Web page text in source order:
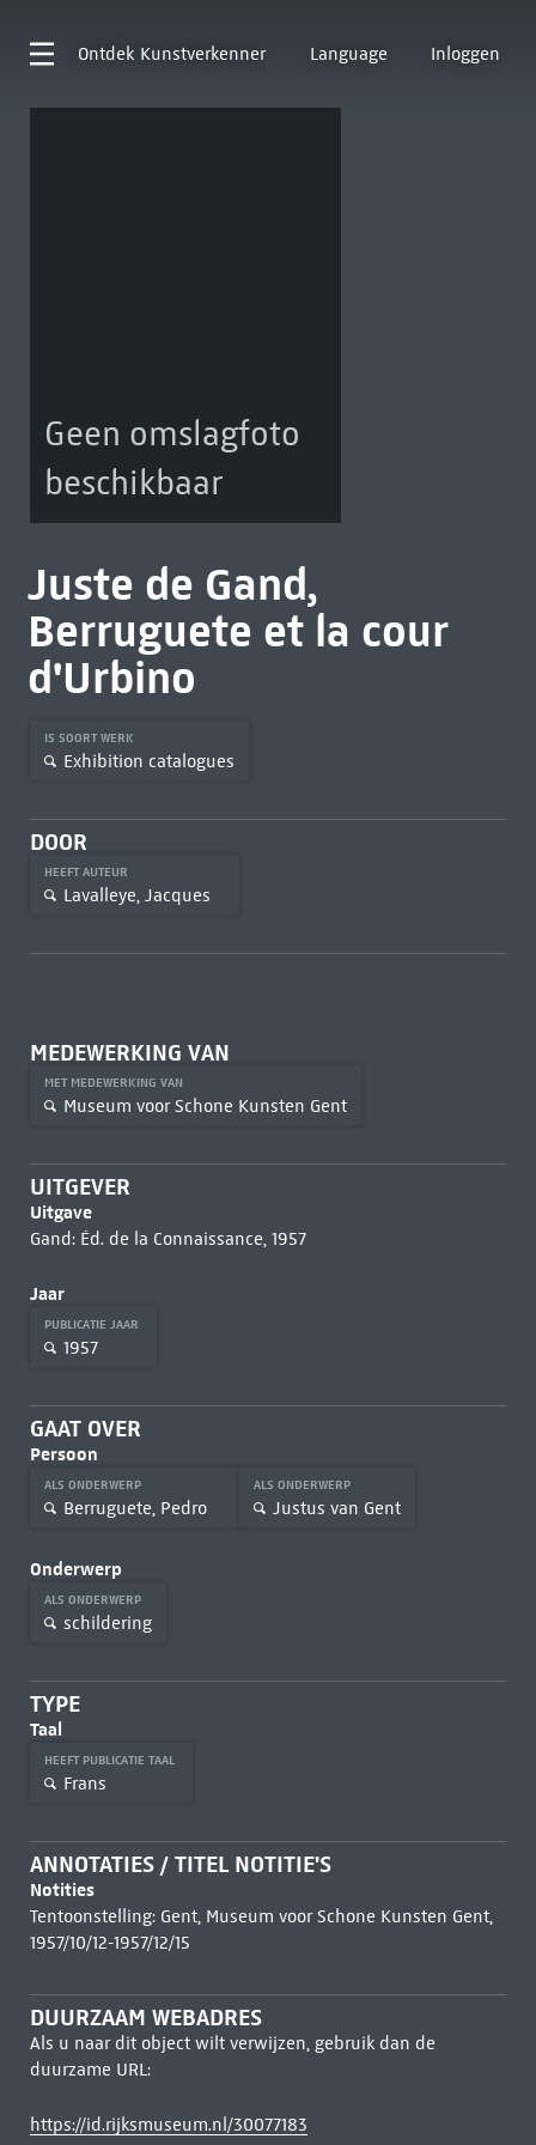
Ontdek Kunstverkenner Language Inloggen
Geen omslagfoto
beschikbaar
Juste de Gand,
Berruguete et la cour
d'Urbino
IS SOORT WERK
Exhibition catalogues
DOOR
HEEFT AUTEUR
Lavalleye, Jacques
MEDEWERKING VAN
MET MEDEWERKING VAN
Museum voor Schone Kunsten Gent
UITGEVER
Uitgave
Gand: Éd. de la Connaissance, 1957
Jaar
PUBLICATIE JAAR
1957
GAAT OVER
Persoon
ALS ONDERWERP
Berruguete, Pedro
ALS ONDERWERP
Justus van Gent
Onderwerp
ALS ONDERWERP
schildering
TYPE
Taal
HEEFT PUBLICATIE TAAL
Frans
ANNOTATIES / TITEL NOTITIE'S
Notities
Tentoonstelling: Gent, Museum voor Schone Kunsten Gent,
1957/10/12-1957/12/15
DUURZAAM WEBADRES
Als u naar dit object wilt verwijzen, gebruik dan de
duurzame URL:
https://id.rijksmuseum.nl/30077183